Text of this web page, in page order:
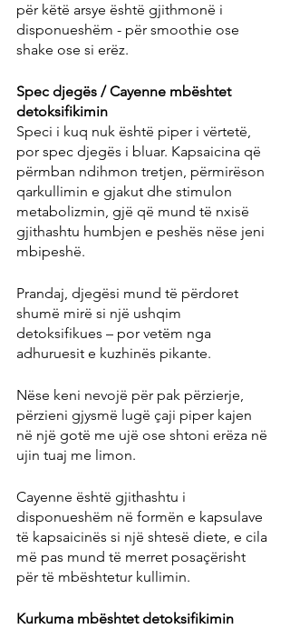
për këtë arsye është gjithmonë i
disponueshëm - për smoothie ose
shake ose si erëz.
Spec djegës / Cayenne mbështet
detoksifikimin
Speci i kuq nuk është piper i vërtetë,
por spec djegës i bluar. Kapsaicina që
përmban ndihmon tretjen, përmirëson
qarkullimin e gjakut dhe stimulon
metabolizmin, gjë që mund të nxisë
gjithashtu humbjen e peshës nëse jeni
mbipeshë.
Prandaj, djegësi mund të përdoret
shumë mirë si një ushqim
detoksifikues – por vetëm nga
adhuruesit e kuzhinës pikante.
Nëse keni nevojë për pak përzierje,
përzieni gjysmë lugë çaji piper kajen
në një gotë me ujë ose shtoni erëza në
ujin tuaj me limon.
Cayenne është gjithashtu i
disponueshëm në formën e kapsulave
të kapsaicinës si një shtesë diete, e cila
më pas mund të merret posaçërisht
për të mbështetur kullimin.
Kurkuma mbështet detoksifikimin